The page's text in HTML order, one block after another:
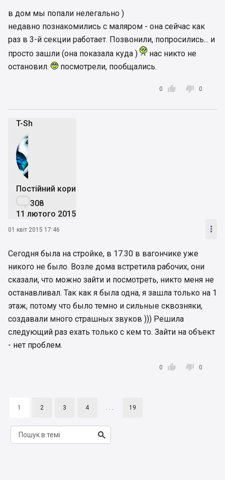
в дом мы попали нелегально )
недавно познакомились с маляром - она сейчас как
раз в 3-й секции работает. Позвонили, попросились... и
просто зашли (она показала куда )
нас никто не
остановил.
посмотрели, пообщались.

0  0
T-Sh
Постійний користувач
308
11 лютого 2015
01 квіт 2015 17:46 
Сегодня была на стройке, в 17.30 в вагончике уже
никого не было. Возле дома встретила рабочих, они
сказали, что можно зайти и посмотреть, никто меня не
останавливал. Так как я была одна, я зашла только на 1
этаж, потому что было темно и сильные сквозняки,
создавали много страшных звуков ))) Решила
следующий раз ехать только с кем то. Зайти на объект
- нет проблем.

0  0
1 2 3 4 . . . 19
